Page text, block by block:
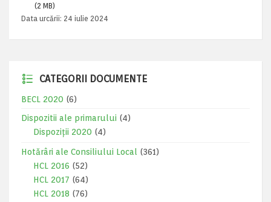
(2 MB)
Data urcării: 24 iulie 2024
CATEGORII DOCUMENTE
BECL 2020 (6)
Dispozitii ale primarului (4)
Dispoziții 2020 (4)
Hotărâri ale Consiliului Local
(361)
HCL 2016 (52)
HCL 2017 (64)
HCL 2018 (76)